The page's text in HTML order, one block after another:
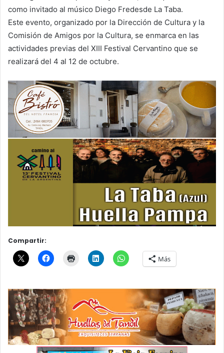
como invitado al músico Diego Fredesde La Taba.
Este evento, organizado por la Dirección de Cultura y la
Comisión de Amigos por la Cultura, se enmarca en las
actividades previas del XIII Festival Cervantino que se
realizará del 4 al 12 de octubre.
Compartir:
Más